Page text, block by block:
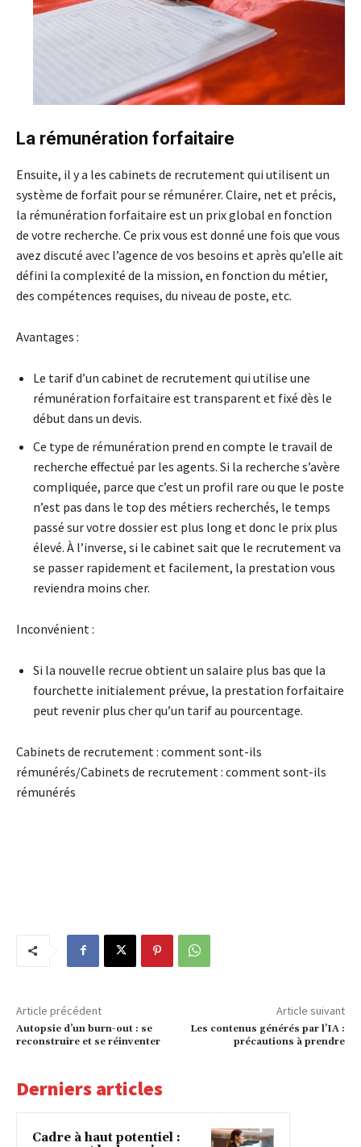
La rémunération forfaitaire
Ensuite, il y a les cabinets de recrutement qui utilisent un
système de forfait pour se rémunérer. Claire, net et précis,
la rémunération forfaitaire est un prix global en fonction
de votre recherche. Ce prix vous est donné une fois que vous
avez discuté avec l’agence de vos besoins et après qu’elle ait
défini la complexité de la mission, en fonction du métier,
des compétences requises, du niveau de poste, etc.
Avantages :
Le tarif d’un cabinet de recrutement qui utilise une
rémunération forfaitaire est transparent et fixé dès le
début dans un devis.
Ce type de rémunération prend en compte le travail de
recherche effectué par les agents. Si la recherche s’avère
compliquée, parce que c’est un profil rare ou que le poste
n’est pas dans le top des métiers recherchés, le temps
passé sur votre dossier est plus long et donc le prix plus
élevé. À l’inverse, si le cabinet sait que le recrutement va
se passer rapidement et facilement, la prestation vous
reviendra moins cher.
Inconvénient :
Si la nouvelle recrue obtient un salaire plus bas que la
fourchette initialement prévue, la prestation forfaitaire
peut revenir plus cher qu’un tarif au pourcentage.
Cabinets de recrutement : comment sont-ils
rémunérés/Cabinets de recrutement : comment sont-ils
rémunérés
Article précédent
Autopsie d’un burn-out : se
reconstruire et se réinventer
Article suivant
Les contenus générés par l’IA :
précautions à prendre
Derniers articles
Cadre à haut potentiel :